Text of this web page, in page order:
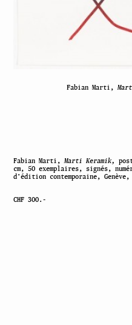
Fabian Marti,
Fabian Marti,Marti Keramik,
cm, 50 exemplaires, signés,
d’édition contemporaine, Genève,
CHF 300.-